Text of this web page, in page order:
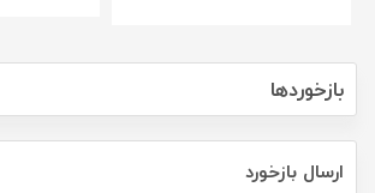
بازخوردها
ارسال بازخورد